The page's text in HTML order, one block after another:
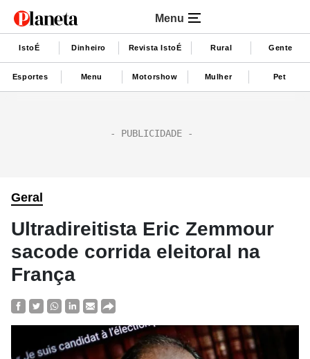
Menu
IstoÉ Dinheiro Revista IstoÉ Rural Gente
Esportes Menu Motorshow Mulher Pet
Geral
Ultradireitista Eric Zemmour
sacode corrida eleitoral na
França